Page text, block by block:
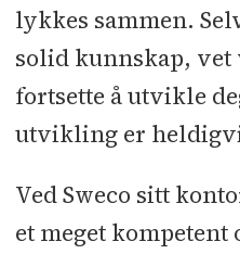
lykkes sammen.
solid kunnskap, vet
fortsette å utvikle
utvikling er
Ved Sweco sitt
et meget